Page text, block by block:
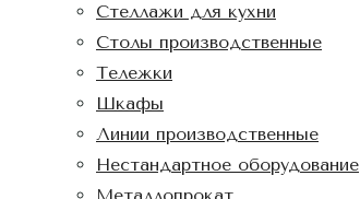
Стеллажи для кухни
Столы производственные
Тележки
Шкафы
Линии производственные
Нестандартное оборудование